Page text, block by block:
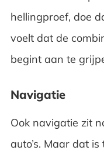
hellingproef, doe
voelt dat de
begint aan te
Navigatie
Ook navigatie zit
auto’s. Maar dat